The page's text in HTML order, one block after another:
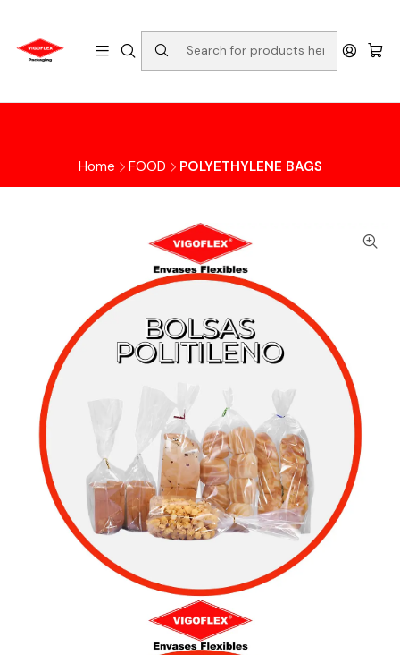
Home FOOD POLYETHYLENE BAGS